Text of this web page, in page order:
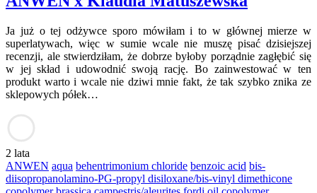
Ja już o tej odżywce sporo mówiłam i to w głównej mierze w
superlatywach, więc w sumie wcale nie muszę pisać dzisiejszej
recenzji, ale stwierdziłam, że dobrze byłoby porządnie zagłębić się
w jej skład i udowodnić swoją rację. Bo zainwestować w ten
produkt warto i wcale nie dziwi mnie fakt, że tak szybko znika ze
sklepowych półek…
2 lata
ANWEN aqua behentrimonium chloride benzoic acid bis-
diisopropanolamino-PG-propyl disiloxane/bis-vinyl dimethicone